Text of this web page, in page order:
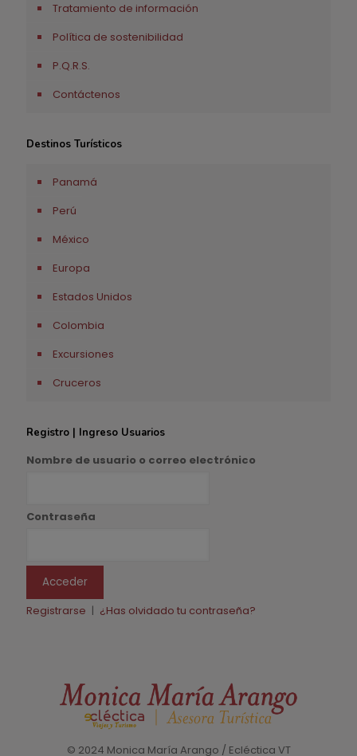
Tratamiento de información
Política de sostenibilidad
P.Q.R.S.
Contáctenos
Destinos Turísticos
Panamá
Perú
México
Europa
Estados Unidos
Colombia
Excursiones
Cruceros
Registro | Ingreso Usuarios
Nombre de usuario o correo electrónico
Contraseña
Registrarse | ¿Has olvidado tu contraseña?
© 2024 Monica María Arango / Ecléctica VT